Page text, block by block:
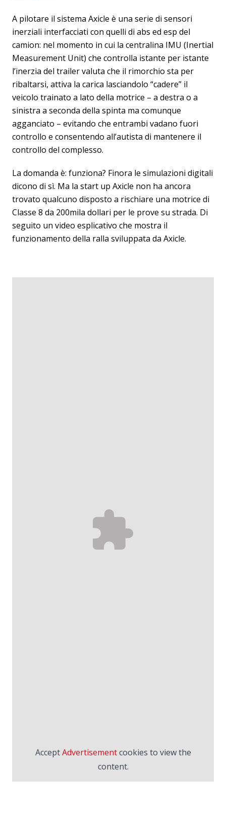
A pilotare il sistema Axicle è una serie di sensori
inerziali interfacciati con quelli di abs ed esp del
camion: nel momento in cui la centralina IMU (Inertial
Measurement Unit) che controlla istante per istante
l’inerzia del trailer valuta che il rimorchio sta per
ribaltarsi, attiva la carica lasciandolo “cadere” il
veicolo trainato a lato della motrice – a destra o a
sinistra a seconda della spinta ma comunque
agganciato – evitando che entrambi vadano fuori
controllo e consentendo all’autista di mantenere il
controllo del complesso.
La domanda è: funziona? Finora le simulazioni digitali
dicono di sì. Ma la start up Axicle non ha ancora
trovato qualcuno disposto a rischiare una motrice di
Classe 8 da 200mila dollari per le prove su strada. Di
seguito un video esplicativo che mostra il
funzionamento della ralla sviluppata da Axicle.
AcceptAdvertisementcookies to view the
content.